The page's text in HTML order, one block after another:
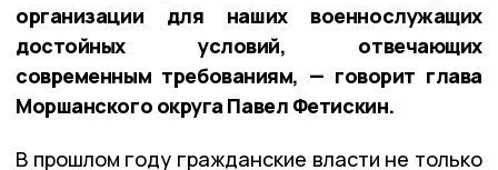
организации для наших военнослужащих
достойных условий, отвечающих
современным требованиям, — говорит глава
Моршанского округа Павел Фетискин.
В прошлом году гражданские власти не только